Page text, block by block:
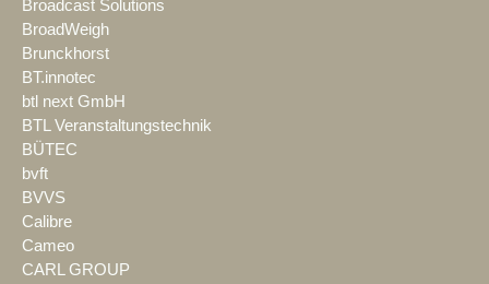
Broadcast Solutions
BroadWeigh
Brunckhorst
BT.innotec
btl next GmbH
BTL Veranstaltungstechnik
BÜTEC
bvft
BVVS
Calibre
Cameo
CARL GROUP